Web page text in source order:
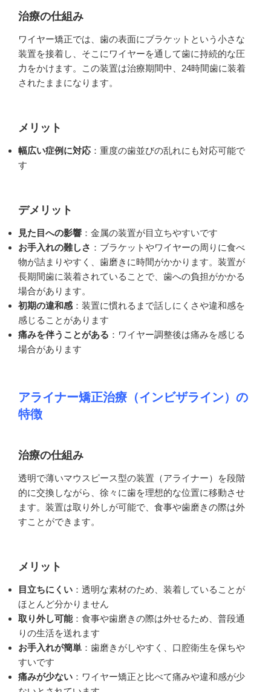
治療の仕組み
ワイヤー矯正では、歯の表面にブラケットという小さな
装置を接着し、そこにワイヤーを通して歯に持続的な圧
力をかけます。この装置は治療期間中、24時間歯に装着
されたままになります。
メリット
幅広い症例に対応 ：重度の歯並びの乱れにも対応可能で
す
デメリット
見た目への影響 ：金属の装置が目立ちやすいです
お手入れの難しさ ：ブラケットやワイヤーの周りに食べ
物が詰まりやすく、歯磨きに時間がかかります。装置が
長期間歯に装着されていることで、歯への負担がかかる
場合があります。
初期の違和感 ：装置に慣れるまで話しにくさや違和感を
感じることがあります
痛みを伴うことがある ：ワイヤー調整後は痛みを感じる
場合があります
アライナー矯正治療（インビザライン）の
特徴
治療の仕組み
透明で薄いマウスピース型の装置（アライナー）を段階
的に交換しながら、徐々に歯を理想的な位置に移動させ
ます。装置は取り外しが可能で、食事や歯磨きの際は外
すことができます。
メリット
目立ちにくい ：透明な素材のため、装着していることが
ほとんど分かりません
取り外し可能：食事や歯磨きの際は外せるため、普段通
りの生活を送れます
お手入れが簡単 ：歯磨きがしやすく、口腔衛生を保ちや
すいです
痛みが少ない ：ワイヤー矯正と比べて痛みや違和感が少